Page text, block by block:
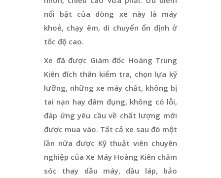
nổi bật của dòng xe này là máy
khoẻ, chạy êm, di chuyển ổn định ở
tốc độ cao.
Xe đã được Giám đốc Hoàng Trung
Kiên đích thân kiểm tra, chọn lựa kỹ
lưỡng, những xe máy chất, không bị
tai nạn hay đâm đụng, không có lỗi,
đáp ứng yêu cầu về chất lượng mới
được mua vào. Tất cả xe sau đó một
lần nữa được Kỹ thuật viên chuyên
nghiệp của Xe Máy Hoàng Kiên chăm
sóc thay dầu máy, dầu láp, bảo